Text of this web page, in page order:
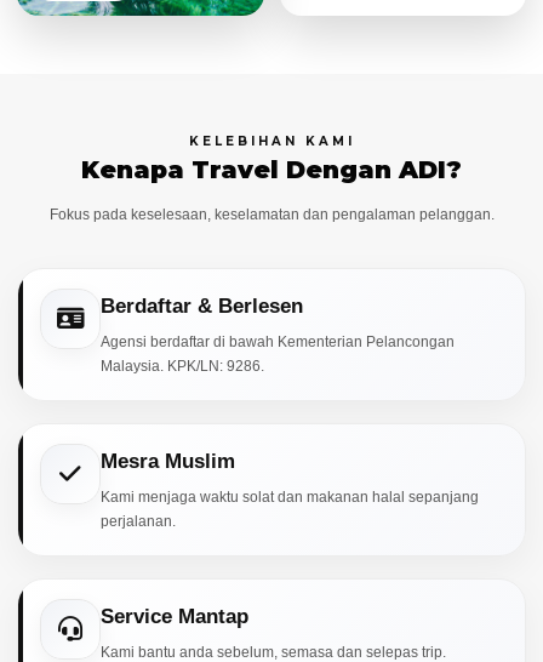
KELEBIHAN KAMI
Kenapa Travel Dengan ADI?
Fokus pada keselesaan, keselamatan dan pengalaman pelanggan.
Berdaftar & Berlesen
Agensi berdaftar di bawah Kementerian Pelancongan
Malaysia. KPK/LN: 9286.
Mesra Muslim
Kami menjaga waktu solat dan makanan halal sepanjang
perjalanan.
Service Mantap
Kami bantu anda sebelum, semasa dan selepas trip.